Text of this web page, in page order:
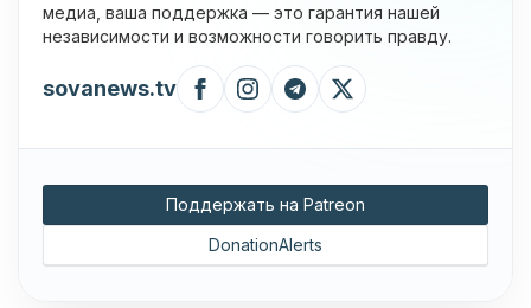
медиа, ваша поддержка — это гарантия нашей
независимости и возможности говорить правду.
sovanews.tv
Поддержать на Patreon
DonationAlerts